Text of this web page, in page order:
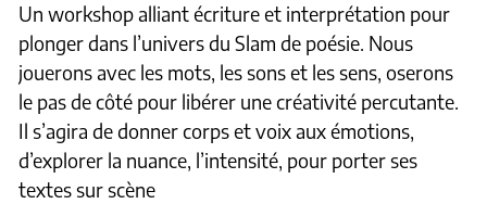
Un workshop alliant écriture et interprétation pour
plonger dans l’univers du Slam de poésie. Nous
jouerons avec les mots, les sons et les sens, oserons
le pas de côté pour libérer une créativité percutante.
Il s’agira de donner corps et voix aux émotions,
d’explorer la nuance, l’intensité, pour porter ses
textes sur scène